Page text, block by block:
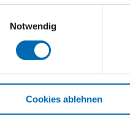
Notwendig
Cookies ablehnen